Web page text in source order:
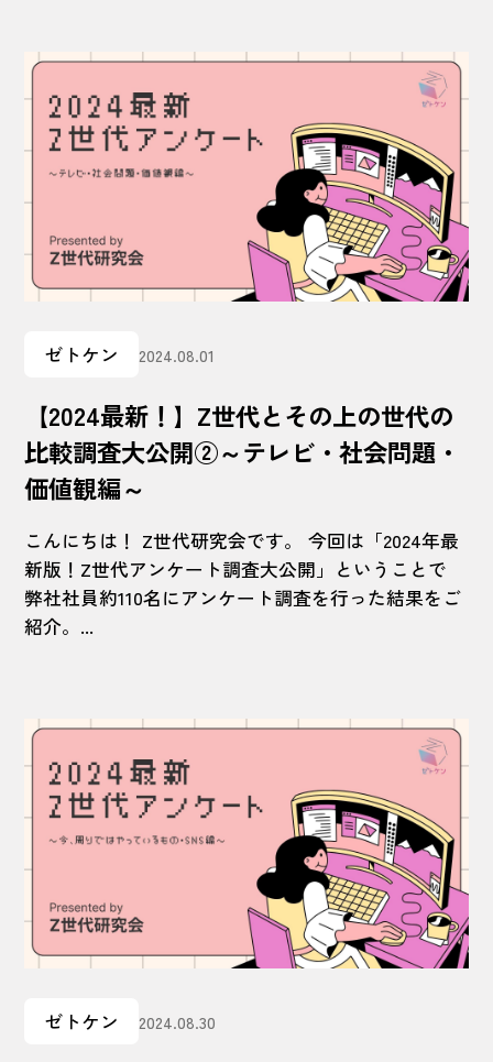
ゼトケン 2024.08.01
【2024最新！】Z世代とその上の世代の
比較調査大公開②～テレビ・社会問題・
価値観編～
こんにちは！ Z世代研究会です。 今回は「2024年最
新版！Z世代アンケート調査大公開」ということで
弊社社員約110名にアンケート調査を行った結果をご
紹介。...
ゼトケン 2024.08.30